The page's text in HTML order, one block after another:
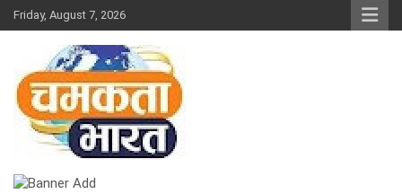
Skip
to
Friday, August 7, 2026
CHAMAKTA BHARAT